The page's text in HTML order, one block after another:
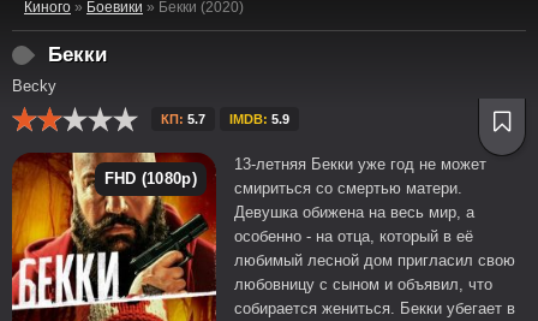
Киного » Боевики » Бекки (2020)
Бекки
Becky
КП: 5.7 IMDB: 5.9
FHD (1080p)
13-летняя Бекки уже год не может
смириться со смертью матери.
Девушка обижена на весь мир, а
особенно - на отца, который в её
любимый лесной дом пригласил свою
любовницу с сыном и объявил, что
собирается жениться. Бекки убегает в